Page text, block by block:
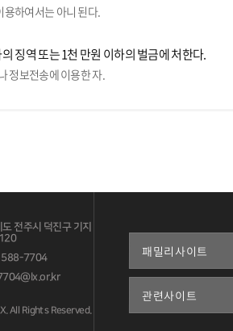
용하여서는 아니 된다.
징역 또는 1천 만원 이하의 벌금에 처한다.
정보전송에 이용한 자.
전주시 덕진구 기지
7704
All Rights Reserved.